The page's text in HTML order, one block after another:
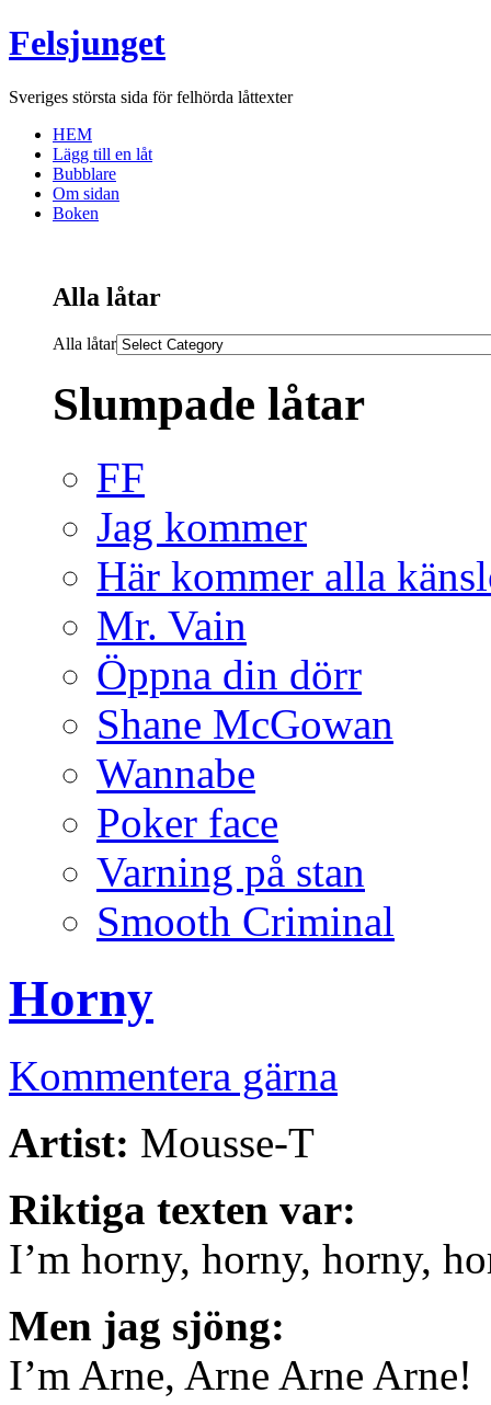
Felsjunget
Sveriges största sida för felhörda låttexter
HEM
Lägg till en låt
Bubblare
Om sidan
Boken
Alla låtar
Alla låtar
Slumpade låtar
FF
Jag kommer
Här kommer alla
Mr. Vain
Öppna din dörr
Shane McGowan
Wannabe
Poker face
Varning på stan
Smooth Criminal
Horny
Kommentera gärna
Artist: Mousse-T
Riktiga texten var:
I’m horny, horny, horny,
Men jag sjöng:
I’m Arne, Arne Arne Arne!